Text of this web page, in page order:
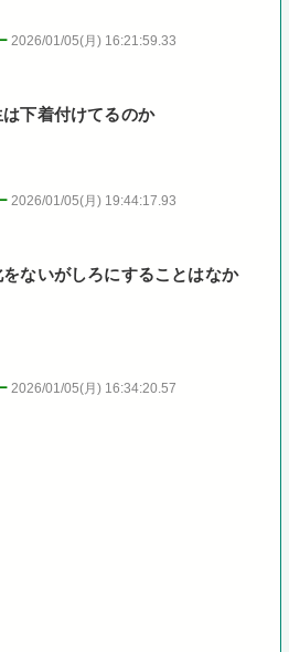
2026/01/05(月) 16:21:59.33
は下着付けてるのか
2026/01/05(月) 19:44:17.93
ないがしろにすることはなか
2026/01/05(月) 16:34:20.57